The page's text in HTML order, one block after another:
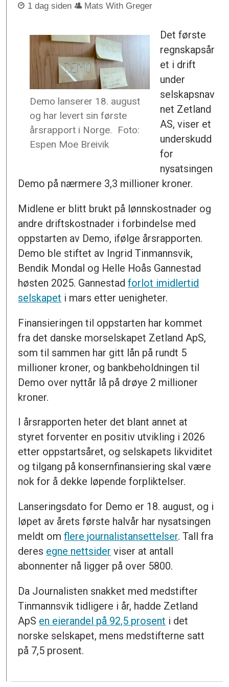
1 dag siden Mats With Greger
Demo lanserer 18. august
og har levert sin første
årsrapport i Norge.
Foto:
Espen Moe Breivik
Det første
regnskapsår
et i drift
under
selskapsnav
net Zetland
AS, viser et
underskudd
for
nysatsingen
Demo på nærmere 3,3 millioner kroner.
Midlene er blitt brukt på lønnskostnader og
andre driftskostnader i forbindelse med
oppstarten av Demo, ifølge årsrapporten.
Demo ble stiftet av Ingrid Tinmannsvik,
Bendik Mondal og Helle Hoås Gannestad
høsten 2025. Gannestadforlot imidlertid
selskapet i mars etter uenigheter.
Finansieringen til oppstarten har kommet
fra det danske morselskapet Zetland ApS,
som til sammen har gitt lån på rundt 5
millioner kroner, og bankbeholdningen til
Demo over nyttår lå på drøye 2 millioner
kroner.
I årsrapporten heter det blant annet at
styret forventer en positiv utvikling i 2026
etter oppstartsåret, og selskapets likviditet
og tilgang på konsernfinansiering skal være
nok for å dekke løpende forpliktelser.
Lanseringsdato for Demo er 18. august, og i
løpet av årets første halvår har nysatsingen
meldt omflere journalistansettelser. Tall fra
deres egne nettsider viser at antall
abonnenter nå ligger på over 5800.
Da Journalisten snakket med medstifter
Tinmannsvik tidligere i år, hadde Zetland
ApS en eierandel på 92,5 prosent i det
norske selskapet, mens medstifterne satt
på 7,5 prosent.